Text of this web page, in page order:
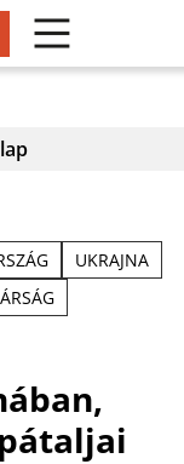
UKRAJNA